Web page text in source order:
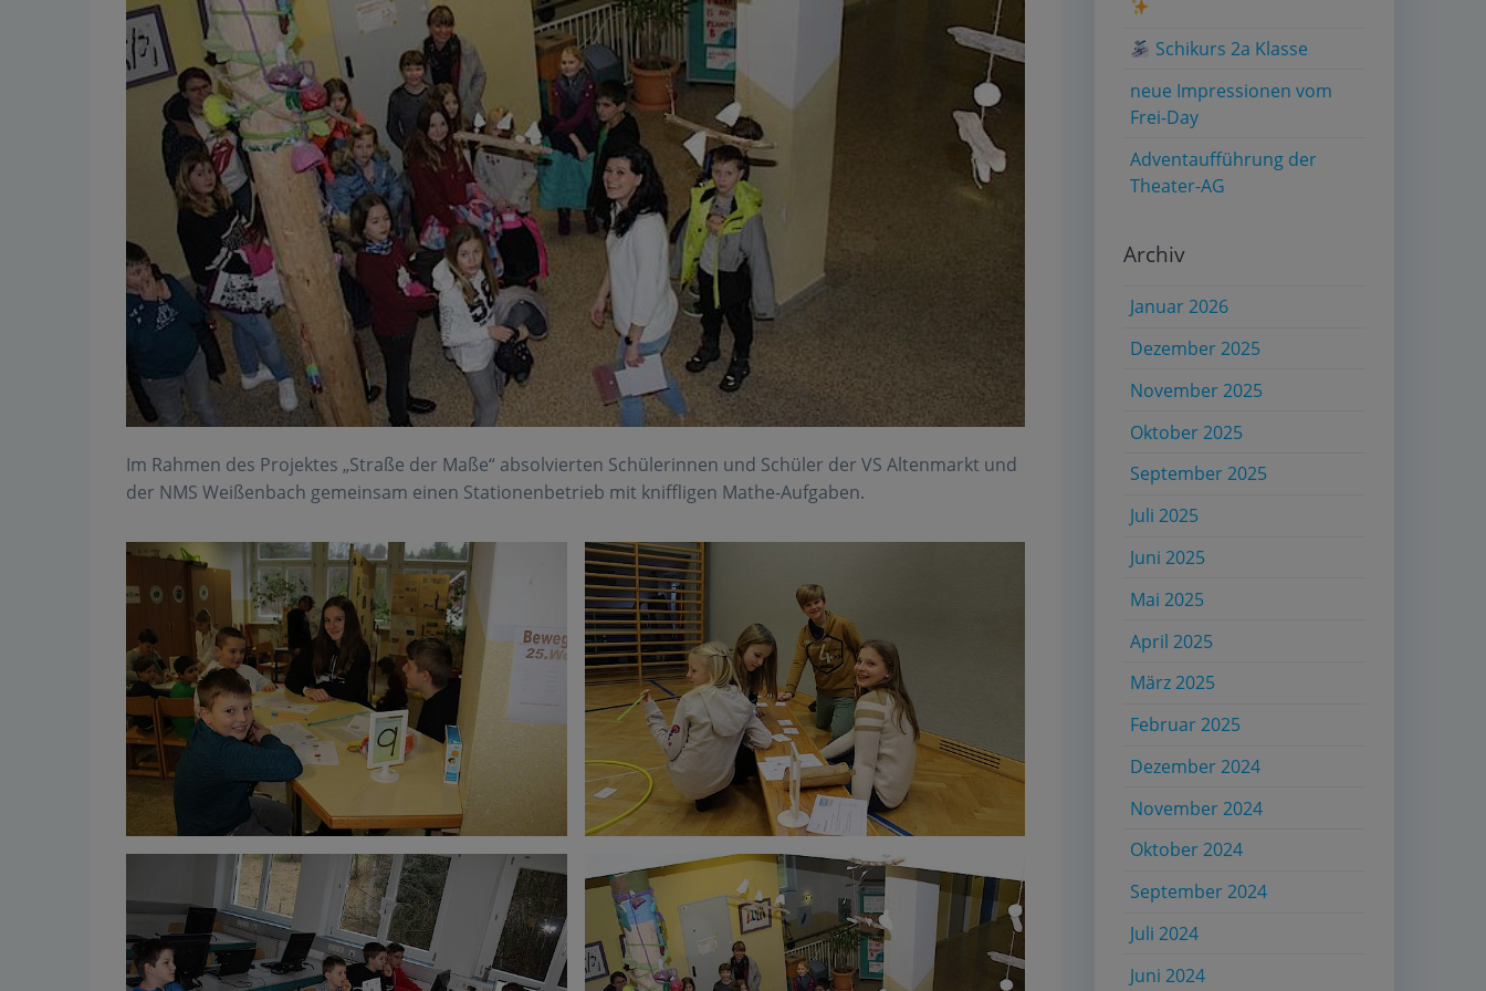
Im Rahmen des Projektes „Straße der Maße“ absolvierten Schülerinnen und Schüler der VS Altenmarkt und
der NMS Weißenbach gemeinsam einen Stationenbetrieb mit kniffligen Mathe-Aufgaben.
Schikurs 2a Klasse
neue Impressionen vom
Frei-Day
Adventaufführung der
Theater-AG
Archiv
Januar 2026
Dezember 2025
November 2025
Oktober 2025
September 2025
Juli 2025
Juni 2025
Mai 2025
April 2025
März 2025
Februar 2025
Dezember 2024
November 2024
Oktober 2024
September 2024
Juli 2024
Juni 2024